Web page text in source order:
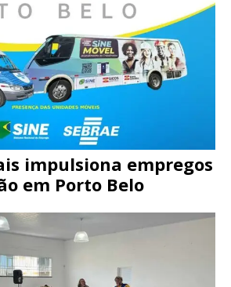
impulsiona empregos
em Porto Belo